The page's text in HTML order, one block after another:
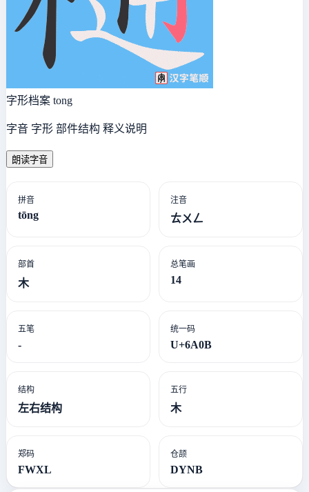
字形档案 tong
字音 字形 部件结构 释义说明
朗读字音
拼音
tōng
注音
ㄊㄨㄥ
部首
木
总笔画
14
五笔
-
统一码
U+6A0B
结构
左右结构
五行
木
郑码
FWXL
仓颉
DYNB